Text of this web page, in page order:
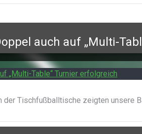
auch auf „Multi-
der Tischfußballtische zeigten unsere